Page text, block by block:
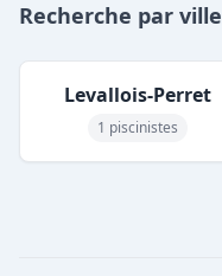
Recherche par ville
Levallois-Perret
1 piscinistes